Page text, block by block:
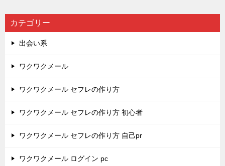
カテゴリー
出会い系
ワクワクメール
ワクワクメール セフレの作り方
ワクワクメール セフレの作り方 初心者
ワクワクメール セフレの作り方 自己pr
ワクワクメール ログイン pc